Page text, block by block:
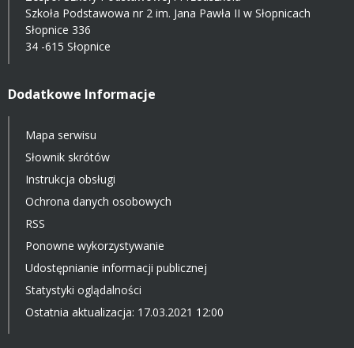
Szkoła Podstawowa nr 2 im. Jana Pawła II w Słopnicach
Słopnice 336
34 -615 Słopnice
Dodatkowe Informacje
Mapa serwisu
Słownik skrótów
Instrukcja obsługi
Ochrona danych osobowych
RSS
Ponowne wykorzystywanie
Udostępnianie informacji publicznej
Statystyki oglądalności
Ostatnia aktualizacja: 17.03.2021 12:00